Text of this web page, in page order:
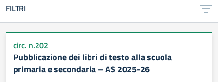
FILTRI
circ. n.202
Pubblicazione dei libri di testo alla scuola
primaria e secondaria – AS 2025-26